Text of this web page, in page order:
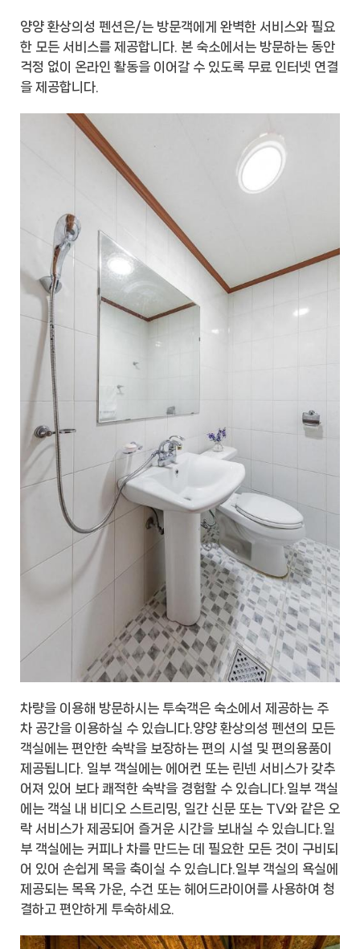
양양 환상의성 펜션은/는 방문객에게 완벽한 서비스와 필요
한 모든 서비스를 제공합니다. 본 숙소에서는 방문하는 동안
걱정 없이 온라인 활동을 이어갈 수 있도록 무료 인터넷 연결
을 제공합니다.
차량을 이용해 방문하시는 투숙객은 숙소에서 제공하는 주
차 공간을 이용하실 수 있습니다.양양 환상의성 펜션의 모든
객실에는 편안한 숙박을 보장하는 편의 시설 및 편의용품이
제공됩니다. 일부 객실에는 에어컨 또는 린넨 서비스가 갖추
어져 있어 보다 쾌적한 숙박을 경험할 수 있습니다.일부 객실
에는 객실 내 비디오 스트리밍, 일간 신문 또는 TV와 같은 오
락 서비스가 제공되어 즐거운 시간을 보내실 수 있습니다.일
부 객실에는 커피나 차를 만드는 데 필요한 모든 것이 구비되
어 있어 손쉽게 목을 축이실 수 있습니다.일부 객실의 욕실에
제공되는 목욕 가운, 수건 또는 헤어드라이어를 사용하여 청
결하고 편안하게 투숙하세요.